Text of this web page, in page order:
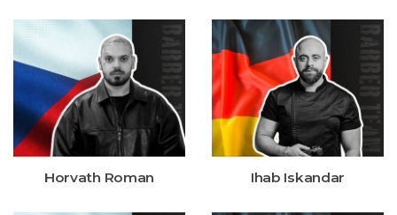
Horvath Roman Ihab Iskandar